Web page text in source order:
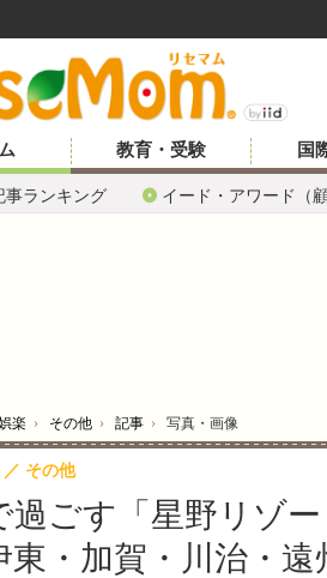
事ランキング イード・アワード（
教育・受験 国
楽 › その他 › 記事 › 写真・画像
過ごす「星野リゾ
・加賀・川治・遠
その他